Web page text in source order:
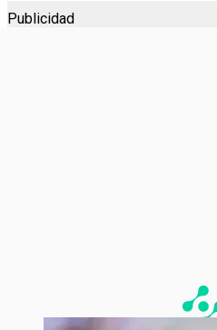
Publicidad